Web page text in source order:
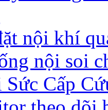
nội khí
nội soi
Cấp